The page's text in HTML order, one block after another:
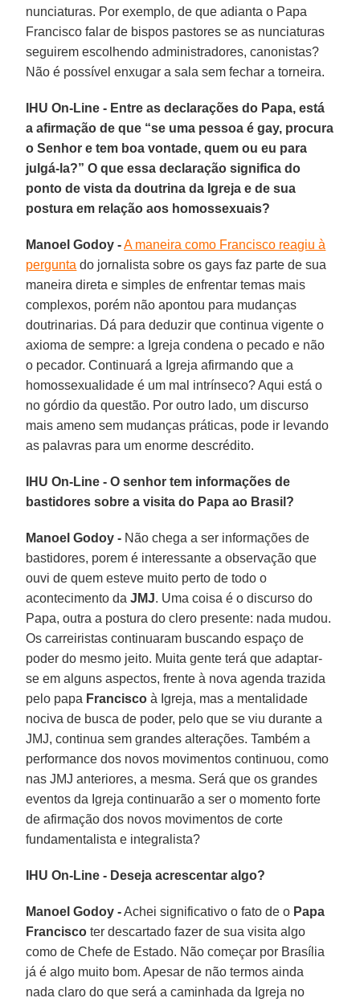
nunciaturas. Por exemplo, de que adianta o Papa
Francisco falar de bispos pastores se as nunciaturas
seguirem escolhendo administradores, canonistas?
Não é possível enxugar a sala sem fechar a torneira.
IHU On-Line - Entre as declarações do Papa, está
a afirmação de que “se uma pessoa é gay, procura
o Senhor e tem boa vontade, quem ou eu para
julgá-la?” O que essa declaração significa do
ponto de vista da doutrina da Igreja e de sua
postura em relação aos homossexuais?
Manoel Godoy - A maneira como Francisco reagiu à
pergunta do jornalista sobre os gays faz parte de sua
maneira direta e simples de enfrentar temas mais
complexos, porém não apontou para mudanças
doutrinarias. Dá para deduzir que continua vigente o
axioma de sempre: a Igreja condena o pecado e não
o pecador. Continuará a Igreja afirmando que a
homossexualidade é um mal intrínseco? Aqui está o
no górdio da questão. Por outro lado, um discurso
mais ameno sem mudanças práticas, pode ir levando
as palavras para um enorme descrédito.
IHU On-Line - O senhor tem informações de
bastidores sobre a visita do Papa ao Brasil?
Manoel Godoy - Não chega a ser informações de
bastidores, porem é interessante a observação que
ouvi de quem esteve muito perto de todo o
acontecimento daJMJ. Uma coisa é o discurso do
Papa, outra a postura do clero presente: nada mudou.
Os carreiristas continuaram buscando espaço de
poder do mesmo jeito. Muita gente terá que adaptar-
se em alguns aspectos, frente à nova agenda trazida
pelo papa Francisco à Igreja, mas a mentalidade
nociva de busca de poder, pelo que se viu durante a
JMJ, continua sem grandes alterações. Também a
performance dos novos movimentos continuou, como
nas JMJ anteriores, a mesma. Será que os grandes
eventos da Igreja continuarão a ser o momento forte
de afirmação dos novos movimentos de corte
fundamentalista e integralista?
IHU On-Line - Deseja acrescentar algo?
Manoel Godoy -Achei significativo o fato de o Papa
Francisco ter descartado fazer de sua visita algo
como de Chefe de Estado. Não começar por Brasília
já é algo muito bom. Apesar de não termos ainda
nada claro do que será a caminhada da Igreja no